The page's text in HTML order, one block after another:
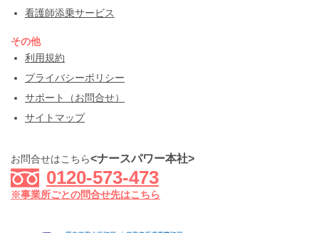
看護師添乗サービス
その他
利用規約
プライバシーポリシー
サポート（お問合せ）
サイトマップ
お問合せはこちら<ナースパワー本社>
0120-573-473
※事業所ごとの問合せ先はこちら